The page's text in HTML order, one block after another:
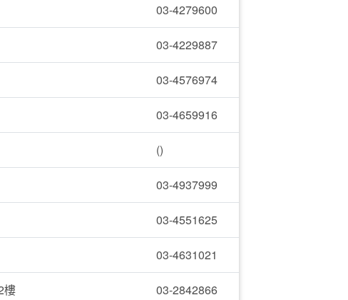
03-4279600
03-4229887
03-4576974
03-4659916
()
03-4937999
03-4551625
03-4631021
樓 03-2842866